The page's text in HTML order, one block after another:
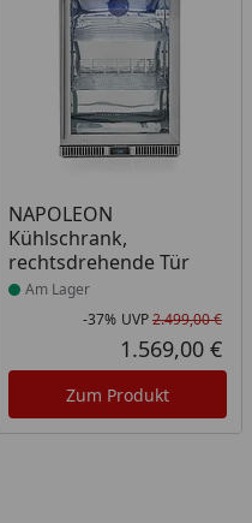
in ProzentPreis
Preis
NAPOLEON
Kühlschrank,
rechtsdrehende Tür
Produkt am Lager
Am Lager
-37% UVP2.499,00 €
1.569,00 €
Zum Produkt